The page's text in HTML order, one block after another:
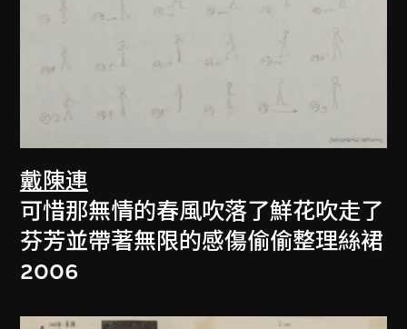
戴陳連
可惜那無情的春風吹落了鮮花吹走了
芬芳並帶著無限的感傷偷偷整理絲裙
2006